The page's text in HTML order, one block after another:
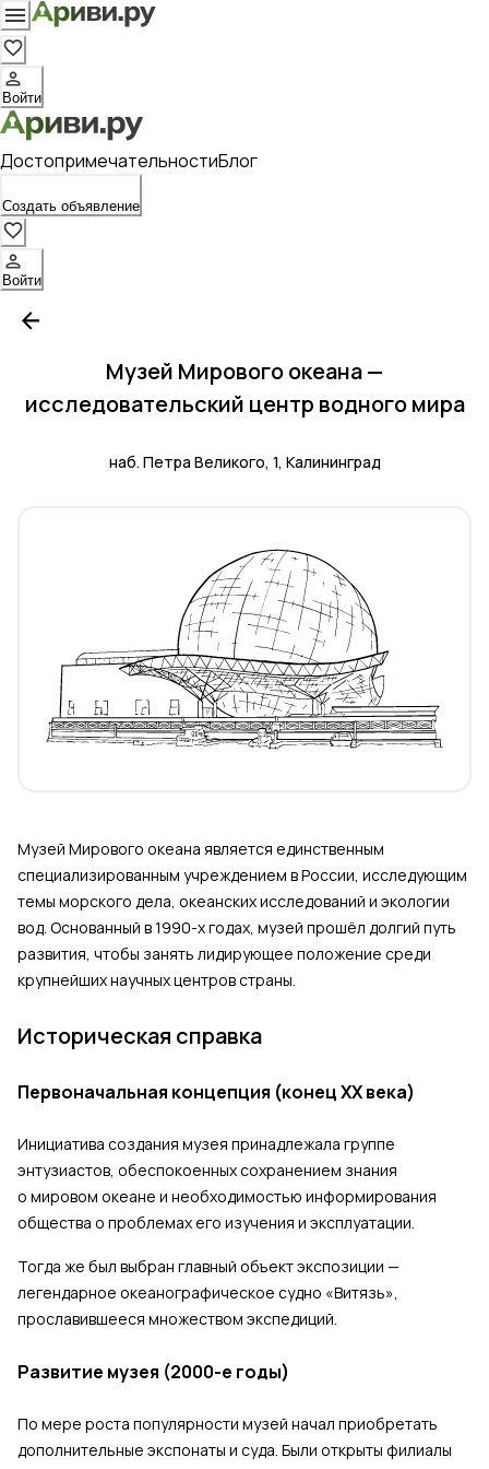
Войти
ДостопримечательностиБлог
Создать объявление
Войти
Музей Мирового океана —
исследовательский центр водного мира
наб. Петра Великого, 1, Калининград
Музей Мирового океана является единственным
специализированным учреждением в России, исследующим
темы морского дела, океанских исследований и экологии
вод. Основанный в 1990-х годах, музей прошёл долгий путь
развития, чтобы занять лидирующее положение среди
крупнейших научных центров страны.
Историческая справка
Первоначальная концепция (конец XX века)
Инициатива создания музея принадлежала группе
энтузиастов, обеспокоенных сохранением знания
о мировом океане и необходимостью информирования
общества о проблемах его изучения и эксплуатации.
Тогда же был выбран главный объект экспозиции —
легендарное океанографическое судно «Витязь»,
прославившееся множеством экспедиций.
Развитие музея (2000-е годы)
По мере роста популярности музей начал приобретать
дополнительные экспонаты и суда. Были открыты филиалы